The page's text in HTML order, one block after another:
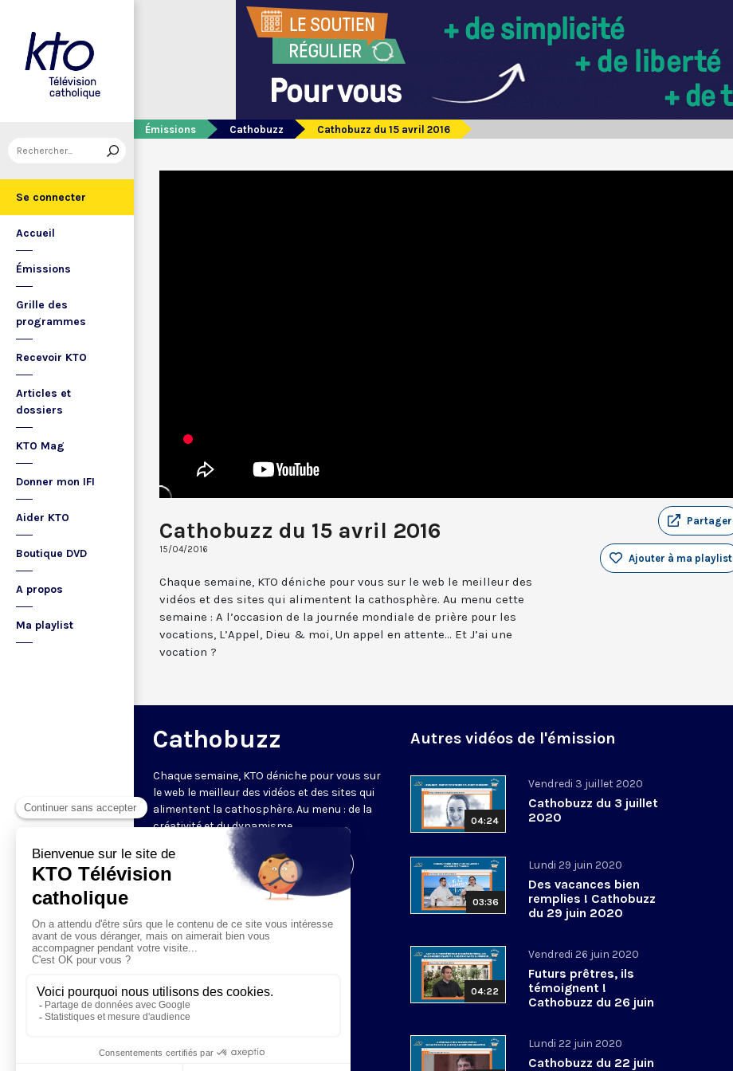
Se connecter
Accueil
Émissions
Grille des
programmes
Recevoir KTO
Articles et
dossiers
KTO Mag
Donner mon IFI
Aider KTO
Boutique DVD
A propos
Ma playlist
Émissions Cathobuzz Cathobuzz du 15 avril 2016
Cathobuzz du 15 avril 2016
15/04/2016
Partager
Ajouter à ma playlist
Chaque semaine, KTO déniche pour vous sur le web le meilleur des
vidéos et des sites qui alimentent la cathosphère. Au menu cette
semaine : A l’occasion de la journée mondiale de prière pour les
vocations, L’Appel, Dieu & moi, Un appel en attente... Et J’ai une
vocation ?
Cathobuzz
Chaque semaine, KTO déniche pour vous sur
le web le meilleur des vidéos et des sites qui
alimentent la cathosphère. Au menu : de la
créativité et du dynamisme.
Visiter la page de l'émission
Autres vidéos de l'émission
04:24
Vendredi 3 juillet 2020
Cathobuzz du 3 juillet
2020
03:36
Lundi 29 juin 2020
Des vacances bien
remplies ! Cathobuzz
du 29 juin 2020
04:22
Vendredi 26 juin 2020
Futurs prêtres, ils
témoignent !
Cathobuzz du 26 juin
Lundi 22 juin 2020
Cathobuzz du 22 juin